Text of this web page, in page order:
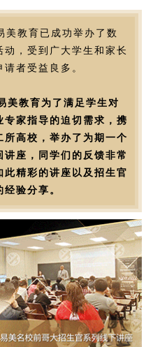
教育已成功举办了数
，受到广大学生和家长
者受益良多。
教育为了满足学生对
家指导的迫切需求，携
高校，举办了为期一个
讲座，同学们的反馈非常
精彩的讲座以及招生官
验分享。